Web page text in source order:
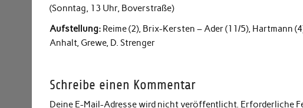
(Sonntag, 13 Uhr, Boverstraße)
Aufstellung: Reime (2), Brix-Kersten – Ader (11/5), Hartmann
Anhalt, Grewe, D. Strenger
Schreibe einen Kommentar
Deine E-Mail-Adresse wird nicht veröffentlicht. Erforderliche